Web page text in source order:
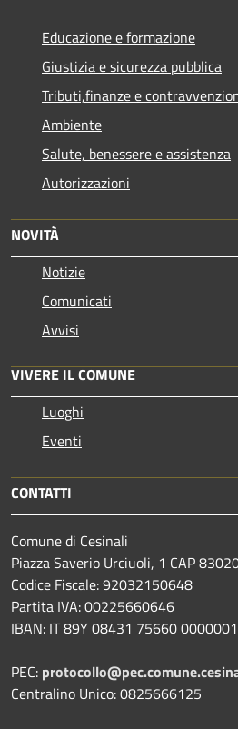
Educazione e formazione
Giustizia e sicurezza pubblica
Tributi,finanze e
Ambiente
Salute, benessere e assistenza
Autorizzazioni
NOVITÀ
Notizie
Comunicati
Avvisi
VIVERE IL COMUNE
Luoghi
Eventi
CONTATTI
Comune di Cesinali
Piazza Saverio Urciuoli, 1 CAP
Codice Fiscale: 92032150648
Partita IVA: 00225660646
IBAN: IT 89Y 08431 75660
PEC:
Centralino Unico: 0825666125